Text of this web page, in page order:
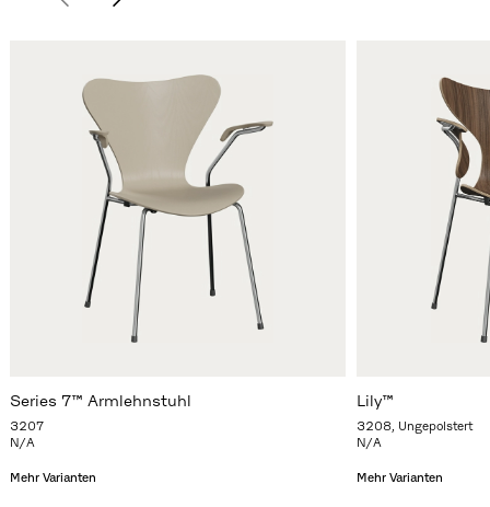
Series 7™ Armlehnstuhl
3207
N/A
Mehr Varianten
Lily™
3208, Ungepolstert
N/A
Mehr Varianten